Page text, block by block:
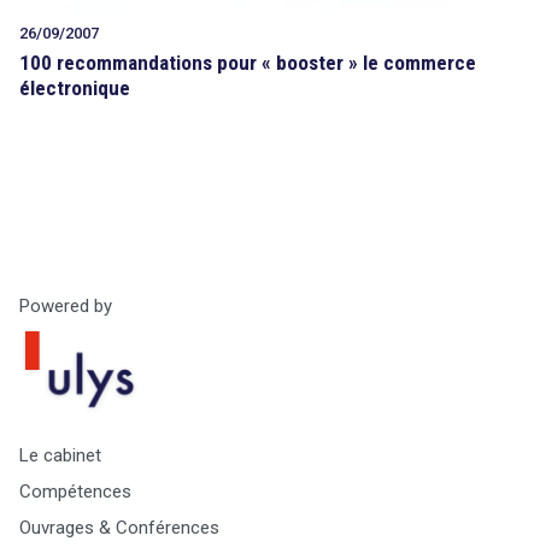
26/09/2007
100 recommandations pour « booster » le commerce
électronique
Powered by
Le cabinet
Compétences
Ouvrages & Conférences